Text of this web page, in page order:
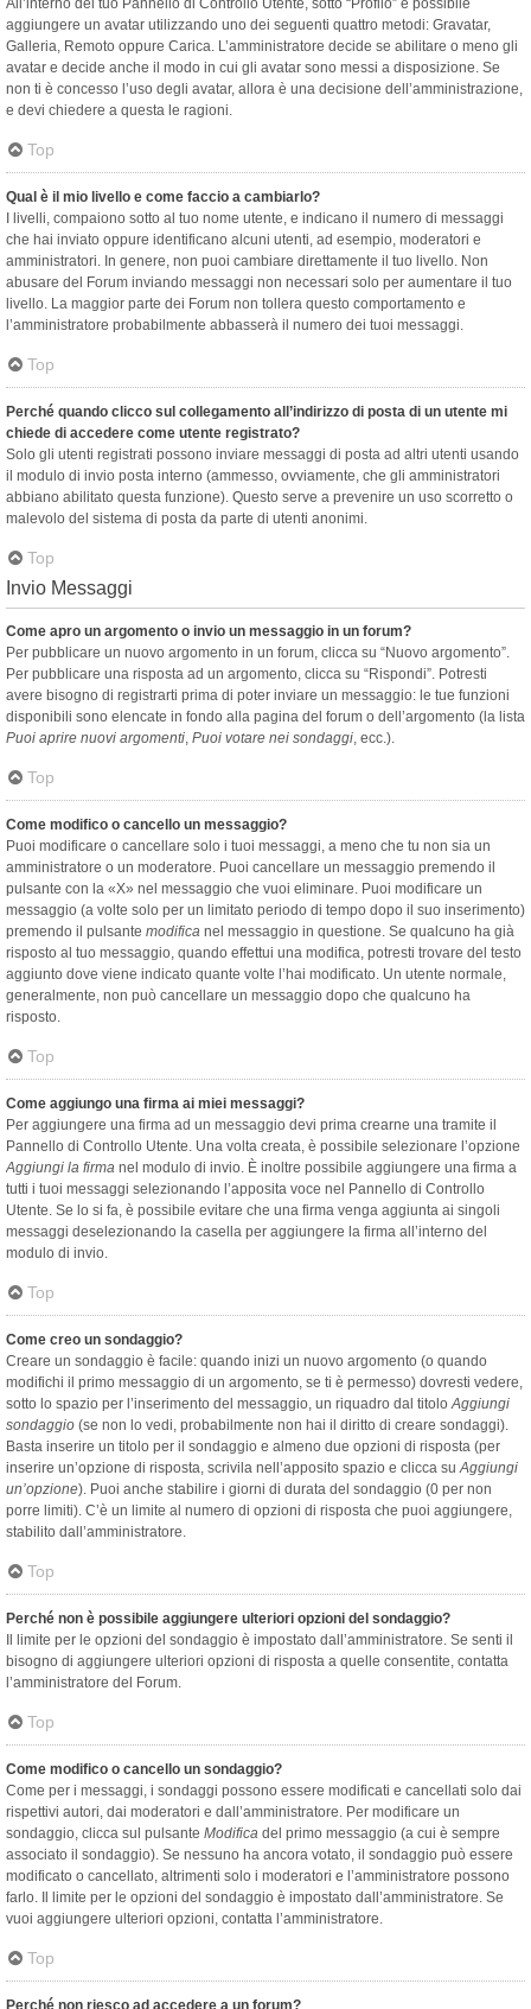
All’interno del tuo Pannello di Controllo Utente, sotto “Profilo” è possibile
aggiungere un avatar utilizzando uno dei seguenti quattro metodi: Gravatar,
Galleria, Remoto oppure Carica. L’amministratore decide se abilitare o meno gli
avatar e decide anche il modo in cui gli avatar sono messi a disposizione. Se
non ti è concesso l’uso degli avatar, allora è una decisione dell’amministrazione,
e devi chiedere a questa le ragioni.
Top
Qual è il mio livello e come faccio a cambiarlo?
I livelli, compaiono sotto al tuo nome utente, e indicano il numero di messaggi
che hai inviato oppure identificano alcuni utenti, ad esempio, moderatori e
amministratori. In genere, non puoi cambiare direttamente il tuo livello. Non
abusare del Forum inviando messaggi non necessari solo per aumentare il tuo
livello. La maggior parte dei Forum non tollera questo comportamento e
l’amministratore probabilmente abbasserà il numero dei tuoi messaggi.
Top
Perché quando clicco sul collegamento all’indirizzo di posta di un utente mi
chiede di accedere come utente registrato?
Solo gli utenti registrati possono inviare messaggi di posta ad altri utenti usando
il modulo di invio posta interno (ammesso, ovviamente, che gli amministratori
abbiano abilitato questa funzione). Questo serve a prevenire un uso scorretto o
malevolo del sistema di posta da parte di utenti anonimi.
Top
Invio Messaggi
Come apro un argomento o invio un messaggio in un forum?
Per pubblicare un nuovo argomento in un forum, clicca su “Nuovo argomento”.
Per pubblicare una risposta ad un argomento, clicca su “Rispondi”. Potresti
avere bisogno di registrarti prima di poter inviare un messaggio: le tue funzioni
disponibili sono elencate in fondo alla pagina del forum o dell’argomento (la lista
Puoi aprire nuovi argomenti, Puoi votare nei sondaggi, ecc.).
Top
Come modifico o cancello un messaggio?
Puoi modificare o cancellare solo i tuoi messaggi, a meno che tu non sia un
amministratore o un moderatore. Puoi cancellare un messaggio premendo il
pulsante con la «X» nel messaggio che vuoi eliminare. Puoi modificare un
messaggio (a volte solo per un limitato periodo di tempo dopo il suo inserimento)
premendo il pulsante modifica nel messaggio in questione. Se qualcuno ha già
risposto al tuo messaggio, quando effettui una modifica, potresti trovare del testo
aggiunto dove viene indicato quante volte l’hai modificato. Un utente normale,
generalmente, non può cancellare un messaggio dopo che qualcuno ha
risposto.
Top
Come aggiungo una firma ai miei messaggi?
Per aggiungere una firma ad un messaggio devi prima crearne una tramite il
Pannello di Controllo Utente. Una volta creata, è possibile selezionare l’opzione
Aggiungi la firma nel modulo di invio. È inoltre possibile aggiungere una firma a
tutti i tuoi messaggi selezionando l’apposita voce nel Pannello di Controllo
Utente. Se lo si fa, è possibile evitare che una firma venga aggiunta ai singoli
messaggi deselezionando la casella per aggiungere la firma all’interno del
modulo di invio.
Top
Come creo un sondaggio?
Creare un sondaggio è facile: quando inizi un nuovo argomento (o quando
modifichi il primo messaggio di un argomento, se ti è permesso) dovresti vedere,
sotto lo spazio per l’inserimento del messaggio, un riquadro dal titoloAggiungi
sondaggio (se non lo vedi, probabilmente non hai il diritto di creare sondaggi).
Basta inserire un titolo per il sondaggio e almeno due opzioni di risposta (per
inserire un’opzione di risposta, scrivila nell’apposito spazio e clicca suAggiungi
un’opzione). Puoi anche stabilire i giorni di durata del sondaggio (0 per non
porre limiti). C’è un limite al numero di opzioni di risposta che puoi aggiungere,
stabilito dall’amministratore.
Top
Perché non è possibile aggiungere ulteriori opzioni del sondaggio?
Il limite per le opzioni del sondaggio è impostato dall’amministratore. Se senti il
bisogno di aggiungere ulteriori opzioni di risposta a quelle consentite, contatta
l’amministratore del Forum.
Top
Come modifico o cancello un sondaggio?
Come per i messaggi, i sondaggi possono essere modificati e cancellati solo dai
rispettivi autori, dai moderatori e dall’amministratore. Per modificare un
sondaggio, clicca sul pulsante Modifica del primo messaggio (a cui è sempre
associato il sondaggio). Se nessuno ha ancora votato, il sondaggio può essere
modificato o cancellato, altrimenti solo i moderatori e l’amministratore possono
farlo. Il limite per le opzioni del sondaggio è impostato dall’amministratore. Se
vuoi aggiungere ulteriori opzioni, contatta l’amministratore.
Top
Perché non riesco ad accedere a un forum?